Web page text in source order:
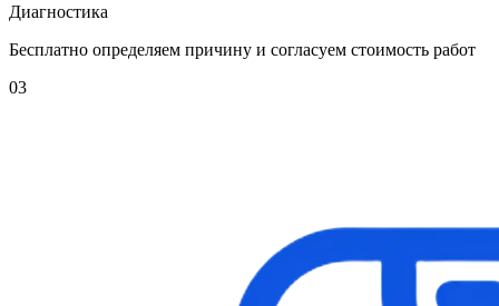
Диагностика
Бесплатно определяем причину и согласуем стоимость работ
03